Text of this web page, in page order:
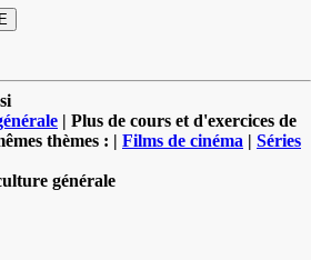
| Plus de cours et d'exercices de
thèmes : | Films de cinéma | Séries
générale